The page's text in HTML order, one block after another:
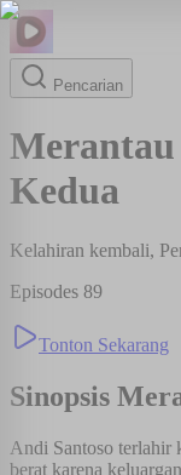
Pencarian
Kedua
Kelahiran kembali,
Episodes 89
Tonton Sekarang
Sinopsis
Andi Santoso terlahir
berat karena